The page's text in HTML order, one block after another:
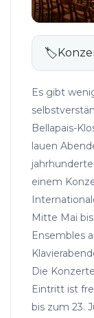
🏷
Es gibt
Bellapais-
lauen
einem
Mitte Mai
Ensembles
Die
Eintritt ist
bis zum 23.